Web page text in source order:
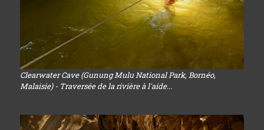
Clearwater Cave (Gunung Mulu National Park, Bornéo,
Malaisie) - Traversée de la rivière à l'aide...